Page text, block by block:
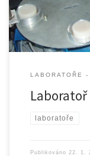
LABORATOŘE -
laboratoře
Publikováno 22. 1.